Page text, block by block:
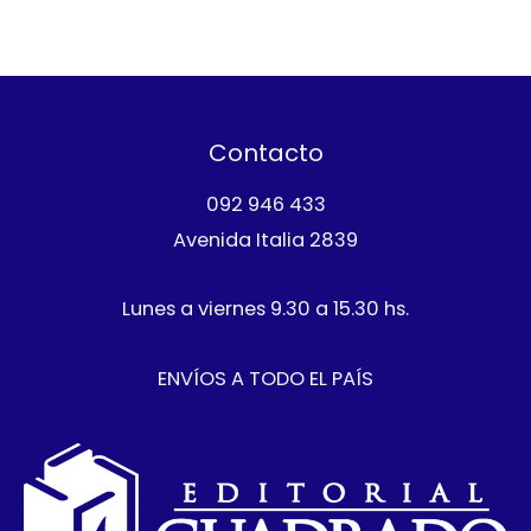
Contacto
092 946 433
Avenida Italia 2839
Lunes a viernes 9.30 a 15.30 hs.
ENVÍOS A TODO EL PAÍS